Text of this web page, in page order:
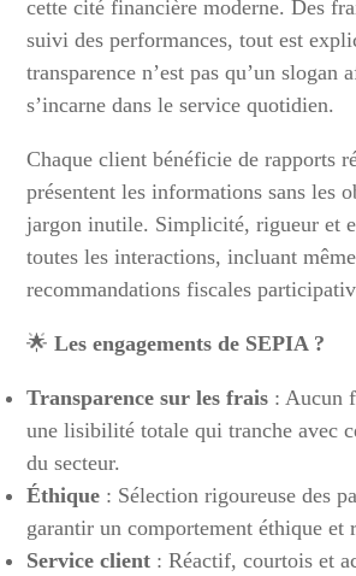
cette cité financière moderne. Des
suivi des performances, tout est
transparence n’est pas qu’un slogan
s’incarne dans le service quotidien.
Chaque client bénéficie de rapports
présentent les informations sans les
jargon inutile. Simplicité, rigueur et
toutes les interactions, incluant
recommandations fiscales
🌟Les engagements de SEPIA ?
Transparence sur les frais : Aucun
une lisibilité totale qui tranche avec
du secteur.
Éthique : Sélection rigoureuse des
garantir un comportement éthique et
Service client : Réactif, courtois et